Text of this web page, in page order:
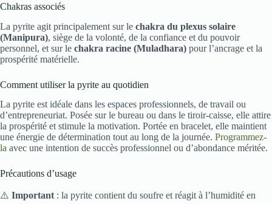
Chakras associés
La pyrite agit principalement sur le chakra du plexus solaire
(Manipura), siège de la volonté, de la confiance et du pouvoir
personnel, et sur le chakra racine (Muladhara) pour l’ancrage et la
prospérité matérielle.
Comment utiliser la pyrite au quotidien
La pyrite est idéale dans les espaces professionnels, de travail ou
d’entrepreneuriat. Posée sur le bureau ou dans le tiroir-caisse, elle attire
la prospérité et stimule la motivation. Portée en bracelet, elle maintient
une énergie de détermination tout au long de la journée. Programmez-
la avec une intention de succès professionnel ou d’abondance méritée.
Précautions d’usage
⚠️ Important : la pyrite contient du soufre et réagit à l’humidité en